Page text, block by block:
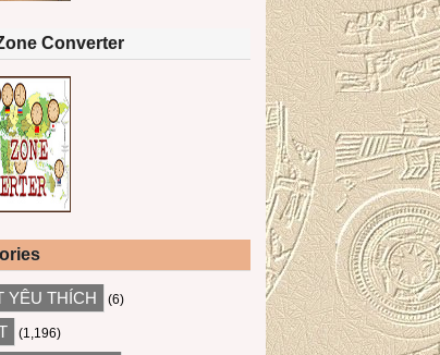
Converter
YÊU THÍCH (6)
(1,196)